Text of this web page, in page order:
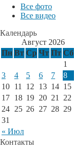
Все фото
Все видео
Календарь
Август 2026
Пн Вт Ср Чт Пт Сб
« Июл
1
3
4 5 6 7 8
10 11 12 13 14 15
17 18 19 20 21 22
24 25 26 27 28 29
31
Контакты